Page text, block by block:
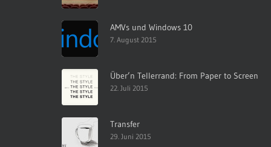
AMVs und Windows 10
7. August 2015
Über’n Tellerrand: From Paper to Screen
22. Juli 2015
Transfer
29. Juni 2015